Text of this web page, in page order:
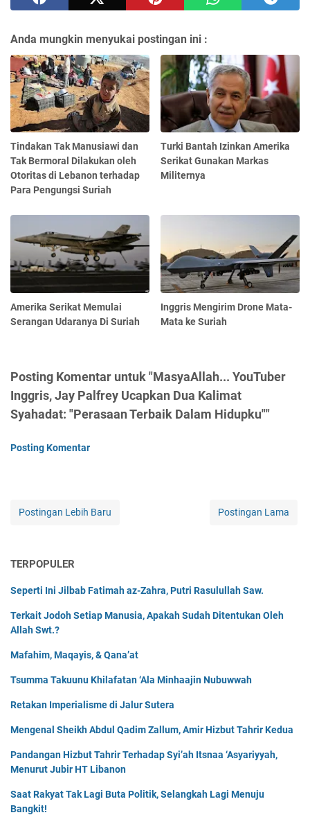
Anda mungkin menyukai postingan ini :
Tindakan Tak Manusiawi dan
Tak Bermoral Dilakukan oleh
Otoritas di Lebanon terhadap
Para Pengungsi Suriah
Turki Bantah Izinkan Amerika
Serikat Gunakan Markas
Militernya
Amerika Serikat Memulai
Serangan Udaranya Di Suriah
Inggris Mengirim Drone Mata-
Mata ke Suriah
Posting Komentar untuk "MasyaAllah... YouTuber
Inggris, Jay Palfrey Ucapkan Dua Kalimat
Syahadat: "Perasaan Terbaik Dalam Hidupku""
Posting Komentar
Postingan Lebih Baru Postingan Lama
TERPOPULER
Seperti Ini Jilbab Fatimah az-Zahra, Putri Rasulullah Saw.
Terkait Jodoh Setiap Manusia, Apakah Sudah Ditentukan Oleh
Allah Swt.?
Mafahim, Maqayis, & Qana’at
Tsumma Takuunu Khilafatan ‘Ala Minhaajin Nubuwwah
Retakan Imperialisme di Jalur Sutera
Mengenal Sheikh Abdul Qadim Zallum, Amir Hizbut Tahrir Kedua
Pandangan Hizbut Tahrir Terhadap Syi’ah Itsnaa ‘Asyariyyah,
Menurut Jubir HT Libanon
Saat Rakyat Tak Lagi Buta Politik, Selangkah Lagi Menuju
Bangkit!